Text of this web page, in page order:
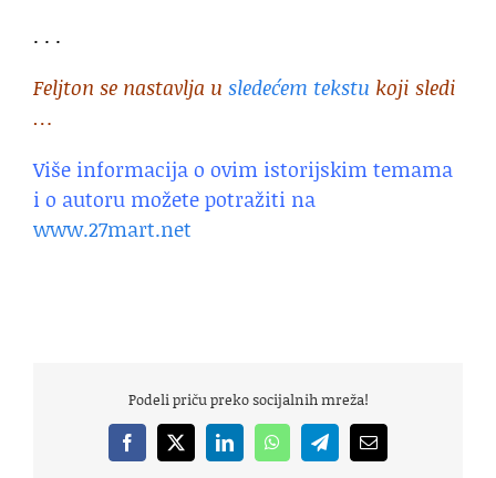
. . .
Feljton se nastavlja u sledećem tekstu koji sledi
…
Više informacija o ovim istorijskim temama
i o autoru možete potražiti na
www.27mart.net
Podeli priču preko socijalnih mreža!
Facebook
X LinkedInWhatsAppTelegramEmail